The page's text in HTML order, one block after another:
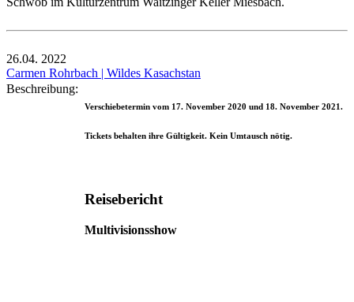
26.04. 2022
Carmen Rohrbach | Wildes Kasachstan
Beschreibung:
Verschiebetermin vom 17. November 2020 und 18. November 2021.
Tickets behalten ihre Gültigkeit. Kein Umtausch nötig.
Reisebericht
Multivisionsshow